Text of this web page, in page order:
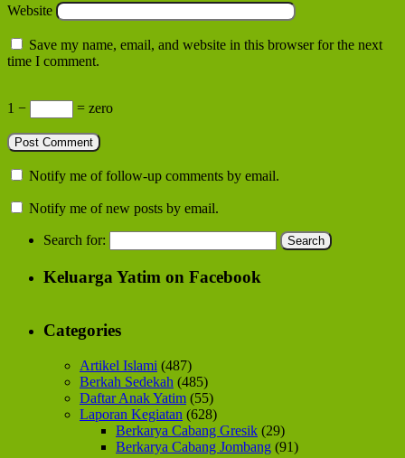
Website
Save my name, email, and website in this browser for the next
time I comment.
1 − = zero
Notify me of follow-up comments by email.
Notify me of new posts by email.
Search for:
Keluarga Yatim on Facebook
Categories
Artikel Islami (487)
Berkah Sedekah (485)
Daftar Anak Yatim (55)
Laporan Kegiatan (628)
Berkarya Cabang Gresik (29)
Berkarya Cabang Jombang (91)